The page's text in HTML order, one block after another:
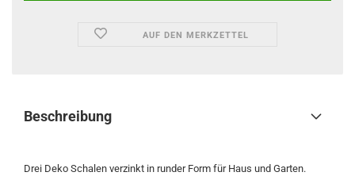
AUF DEN MERKZETTEL
Beschreibung
Drei Deko Schalen verzinkt in runder Form für Haus und Garten.